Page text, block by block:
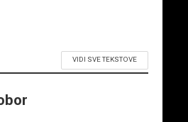
VIDI SVE TEKSTOVE